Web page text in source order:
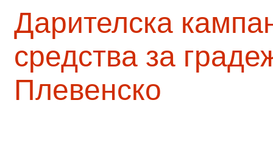
Дарителска
средства за
Плевенско